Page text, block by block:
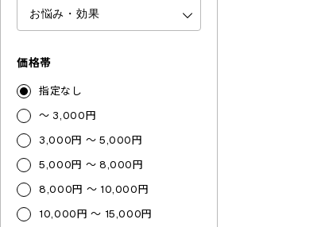
価格帯
指定なし
～ 3,000円
3,000円 ～ 5,000円
5,000円 ～ 8,000円
8,000円 ～ 10,000円
10,000円 ～ 15,000円